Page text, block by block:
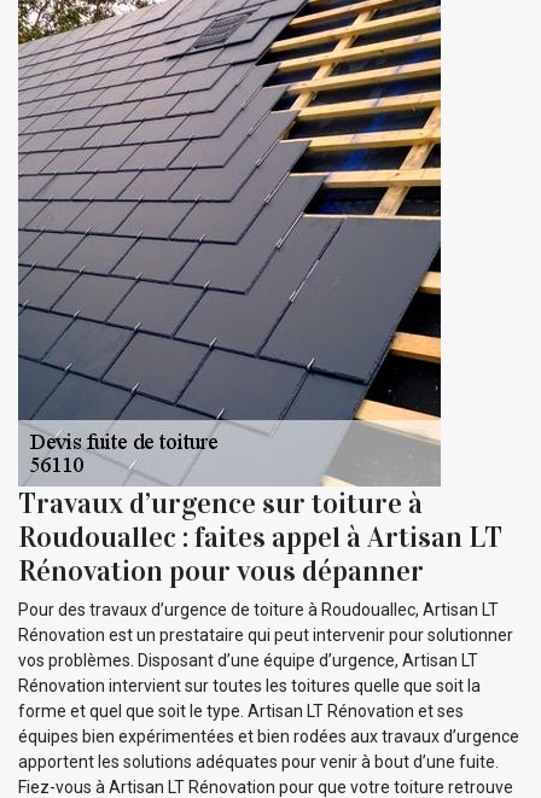
Travaux d’urgence sur toiture à
Roudouallec : faites appel à Artisan LT
Rénovation pour vous dépanner
Pour des travaux d’urgence de toiture à Roudouallec, Artisan LT
Rénovation est un prestataire qui peut intervenir pour solutionner
vos problèmes. Disposant d’une équipe d’urgence, Artisan LT
Rénovation intervient sur toutes les toitures quelle que soit la
forme et quel que soit le type. Artisan LT Rénovation et ses
équipes bien expérimentées et bien rodées aux travaux d’urgence
apportent les solutions adéquates pour venir à bout d’une fuite.
Fiez-vous à Artisan LT Rénovation pour que votre toiture retrouve